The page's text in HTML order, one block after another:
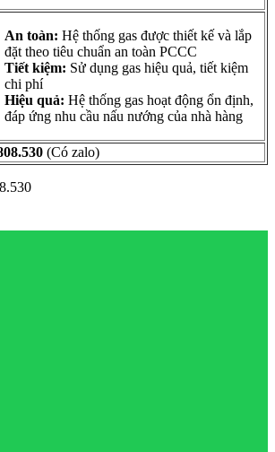
An toàn: Hệ thống gas được thiết kế và lắp
đặt theo tiêu chuẩn an toàn PCCC
Tiết kiệm: Sử dụng gas hiệu quả, tiết kiệm
chi phí
Hiệu quả: Hệ thống gas hoạt động ổn định,
đáp ứng nhu cầu nấu nướng của nhà hàng
(Có zalo)